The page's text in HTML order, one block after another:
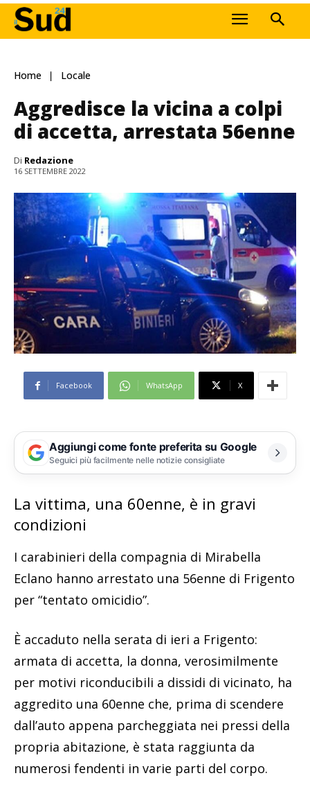
Home Locale
Aggredisce la vicina a colpi
di accetta, arrestata 56enne
Di Redazione
16 SETTEMBRE 2022
Facebook WhatsApp X
Aggiungi come fonte preferita su Google
Seguici più facilmente nelle notizie consigliate
La vittima, una 60enne, è in gravi
condizioni
I carabinieri della compagnia di Mirabella
Eclano hanno arrestato una 56enne di Frigento
per “tentato omicidio”.
È accaduto nella serata di ieri a Frigento:
armata di accetta, la donna, verosimilmente
per motivi riconducibili a dissidi di vicinato, ha
aggredito una 60enne che, prima di scendere
dall’auto appena parcheggiata nei pressi della
propria abitazione, è stata raggiunta da
numerosi fendenti in varie parti del corpo.